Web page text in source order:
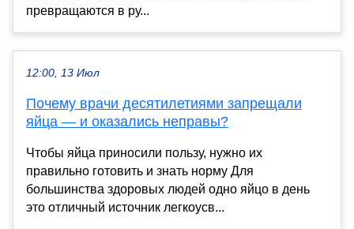
превращаются в ру...
12:00, 13 Июл
Почему врачи десятилетиями запрещали
яйца — и оказались неправы?
Чтобы яйца приносили пользу, нужно их
правильно готовить и знать норму Для
большинства здоровых людей одно яйцо в день
это отличный источник легкоусв...